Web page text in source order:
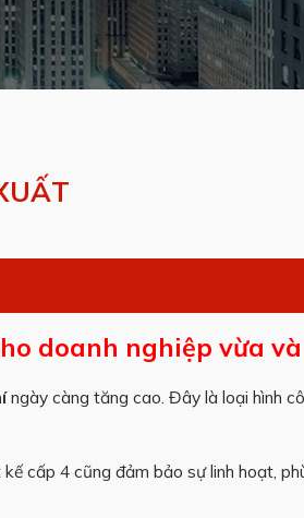
doanh nghiệp vừa
ngày càng tăng cao. Đây là loại hình
kế cấp 4 cũng đảm bảo sự linh hoạt,